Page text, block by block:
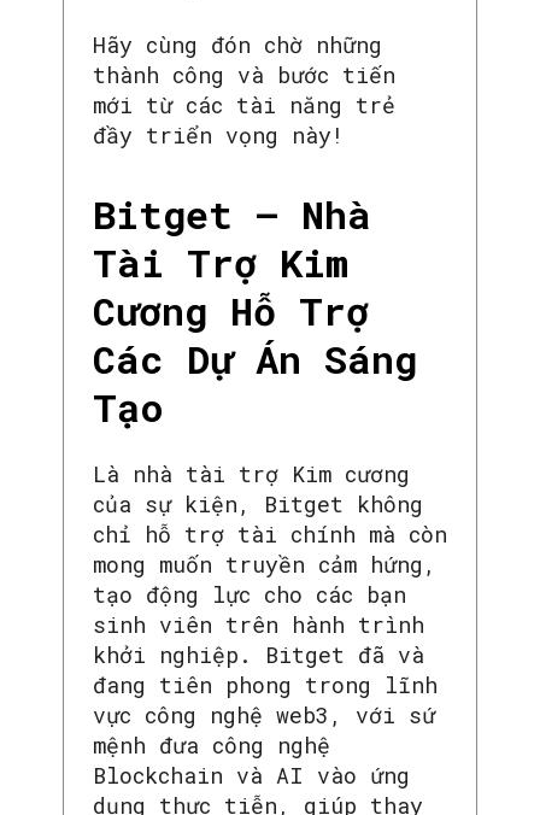
SEARCH...
Hãy cùng đón chờ những
thành công và bước tiến
mới từ các tài năng trẻ
đầy triển vọng này!
Bitget – Nhà
Tài Trợ Kim
Cương Hỗ Trợ
Các Dự Án Sáng
Tạo
Là nhà tài trợ Kim cương
của sự kiện, Bitget không
chỉ hỗ trợ tài chính mà còn
mong muốn truyền cảm hứng,
tạo động lực cho các bạn
sinh viên trên hành trình
khởi nghiệp. Bitget đã và
đang tiên phong trong lĩnh
vực công nghệ web3, với sứ
mệnh đưa công nghệ
Blockchain và AI vào ứng
dụng thực tiễn, giúp thay